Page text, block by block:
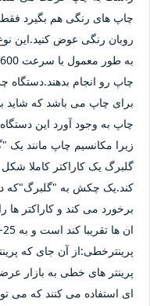
چاپ های رنگی هم بگیرد
روبان رنگی عوض کنید.این
چاپ رو انجام بدهند.دستگاه
برای چاپ می باشد که شاید
چاپ به وجود آورد این
زیرا مکانسیم چاپ مانند یک
گلبرگ یک کاراکتر کاملا
کند.یک چکش به "گلبرگ"که
برخورد می کند و کاراکتر
ان ها تقریبا کند است و به 25-55 کاراکتر در ثانیه می رسد.
پرینترخطی:از آن جای که
پرینتر های خطی به بازار
ای استفاده می کنند که می